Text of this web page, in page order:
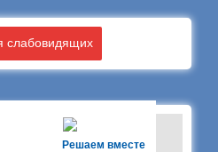
слабовидящих
Решаем вместе